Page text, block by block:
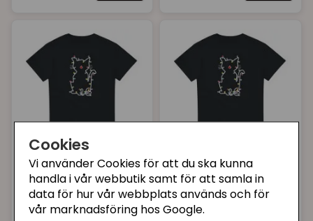
Cookies
Vi använder Cookies för att du ska kunna
handla i vår webbutik samt för att samla in
data för hur vår webbplats används och för
vår marknadsföring hos Google.
SUPERCAT DESIGN
Supercat T shirt med
tryck Kittylights
svart - Large
SUPERCAT DESIGN
Supercat T shirt med
tryck Kittylights
svart - Medium